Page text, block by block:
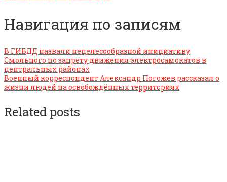
Навигация по записям
В ГИБДД назвали нецелесообразной инициативу
Смольного по запрету движения электросамокатов в
центральных районах
Военный корреспондент Александр Погожев рассказал о
жизни людей на освобождённых территориях
Related posts